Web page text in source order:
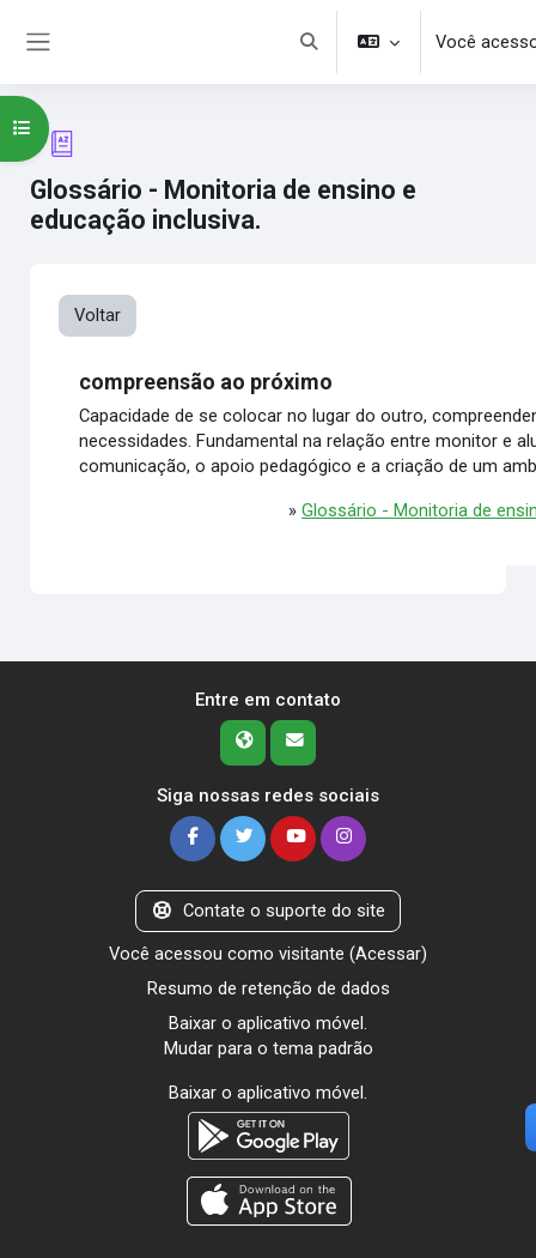
Alternar entrada de pesquisa
Você
Glossário - Monitoria de ensino e
educação inclusiva.
Abrir índice do curso
Voltar
compreensão ao próximo
Capacidade de se colocar no lugar do outro,
necessidades. Fundamental na relação entre monitor e
comunicação, o apoio pedagógico e a criação de um
» Glossário - Monitoria de
Entre em contato
Siga nossas redes sociais
Contate o suporte do site
Você acessou como visitante (Acessar)
Resumo de retenção de dados
Baixar o aplicativo móvel.
Mudar para o tema padrão
Baixar o aplicativo móvel.